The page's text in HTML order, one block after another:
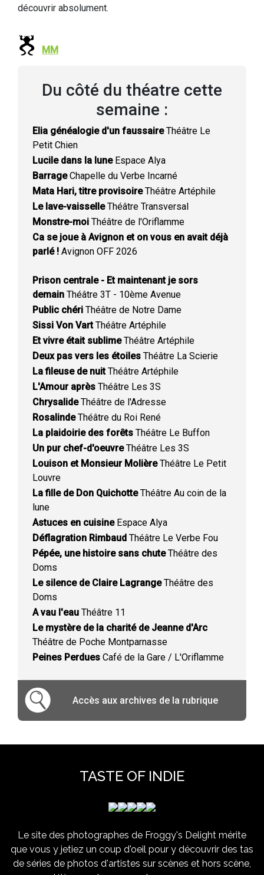
découvrir absolument.
MM
Du côté du théatre cette
semaine :
Elia généalogie d'un faussaireThéâtre Le
Petit Chien
Lucile dans la luneEspace Alya
BarrageChapelle du Verbe Incarné
Mata Hari, titre provisoireThéâtre Artéphile
Le lave-vaisselleThéâtre Transversal
Monstre-moi Théâtre de l'Oriflamme
Ca se joue à Avignon et on vous en avait déjà
parlé ! Avignon OFF 2026
Prison centrale - Et maintenant je sors
demain Théâtre 3T - 10ème Avenue
Public chéri Théâtre de Notre Dame
Sissi Von VartThéâtre Artéphile
Et vivre était sublimeThéâtre Artéphile
Deux pas vers les étoiles Théâtre La Scierie
La fileuse de nuitThéâtre Artéphile
L'Amour après Théâtre Les 3S
ChrysalideThéâtre de l'Adresse
RosalindeThéâtre du Roi René
La plaidoirie des forêts Théâtre Le Buffon
Un pur chef-d'oeuvreThéâtre Les 3S
Louison et Monsieur MolièreThéâtre Le Petit
Louvre
La fille de Don QuichotteThéâtre Au coin de la
lune
Astuces en cuisineEspace Alya
Déflagration Rimbaud Théâtre Le Verbe Fou
Pépée, une histoire sans chuteThéâtre des
Doms
Le silence de Claire LagrangeThéâtre des
Doms
A vau l'eau Théâtre 11
Le mystère de la charité de Jeanne d'Arc
Théâtre de Poche Montparnasse
Peines Perdues Café de la Gare / L'Oriflamme
Accès aux archives de la rubrique
TASTE OF INDIE
Le site des photographes de Froggy's Delight mérite
que vous y jetiez un coup d'oeil pour y découvrir des tas
de séries de photos d'artistes sur scènes et hors scène,